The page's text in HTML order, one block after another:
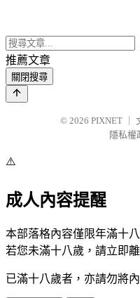
推薦文章
關閉搜尋
© 2026 PIXNET
隱私權
⚠️
成人內容提醒
本部落格內容僅限年滿十
若您未滿十八歲，請立即離
已滿十八歲者，亦請勿將